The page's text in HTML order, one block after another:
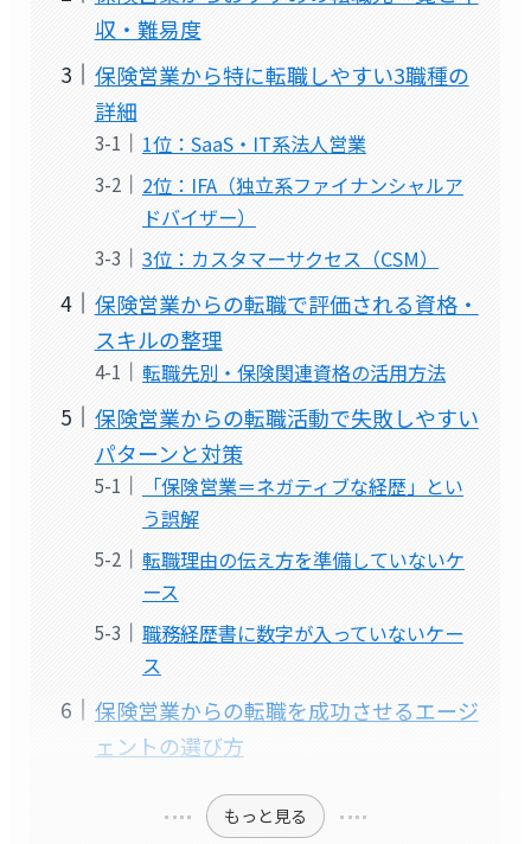
収・難易度
保険営業から特に転職しやすい3職種の
詳細
1位：SaaS・IT系法人営業
2位：IFA（独立系ファイナンシャルア
ドバイザー）
3位：カスタマーサクセス（CSM）
保険営業からの転職で評価される資格・
スキルの整理
転職先別・保険関連資格の活用方法
保険営業からの転職活動で失敗しやすい
パターンと対策
「保険営業＝ネガティブな経歴」とい
う誤解
転職理由の伝え方を準備していないケ
ース
職務経歴書に数字が入っていないケー
ス
保険営業からの転職を成功させるエージ
ェントの選び方
もっと見る